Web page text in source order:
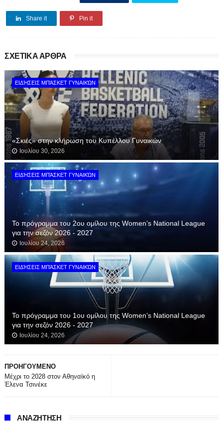
Share it Pin it
ΣΧΕΤΙΚΑ ΑΡΘΡΑ
ΕΙΔΉΣΕΙΣ ΜΠΆΣΚΕΤ ΓΥΝΑΙΚΏΝ
«Σκιές» στην κλήρωση του Κυπέλλου Γυναικών
Ιουλίου 30, 2026
ΕΙΔΉΣΕΙΣ ΜΠΆΣΚΕΤ ΓΥΝΑΙΚΏΝ
Το πρόγραμμα του 2ου ομίλου της Women’s National League
για την σεζόν 2026 - 2027
Ιουλίου 24, 2026
ΕΙΔΉΣΕΙΣ ΜΠΆΣΚΕΤ ΓΥΝΑΙΚΏΝ
Το πρόγραμμα του 1ου ομίλου της Women’s National League
για την σεζόν 2026 - 2027
Ιουλίου 24, 2026
ΠΡΟΗΓΟΥΜΕΝΟ
Μέχρι το 2028 στον Αθηναϊκό η
Έλενα Τσινέκε
ΑΝΑΖΗΤΗΣΗ